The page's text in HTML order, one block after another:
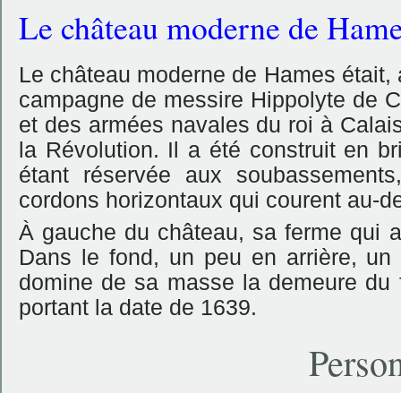
Le château moderne de
Le château moderne de Hames
campagne de messire Hippolyte de
et des armées navales du roi à
la Révolution. Il a été construit en
étant réservée aux
cordons horizontaux qui courent au-
À gauche du château, sa ferme qui
Dans le fond, un peu en arrière,
domine de sa masse la demeure
portant la date de 1639.